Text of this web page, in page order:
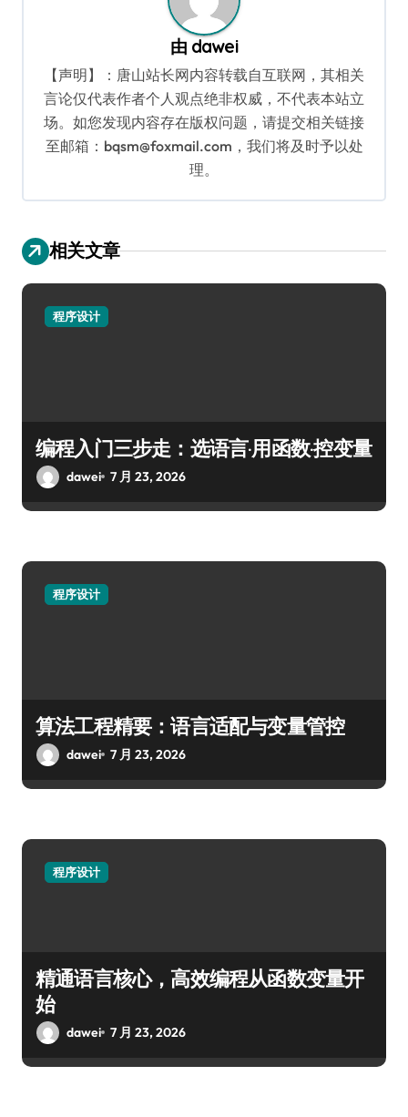
由 dawei
【声明】：唐山站长网内容转载自互联网，其相关
言论仅代表作者个人观点绝非权威，不代表本站立
场。如您发现内容存在版权问题，请提交相关链接
至邮箱：bqsm@foxmail.com，我们将及时予以处
理。
相关文章
程序设计
编程入门三步走：选语言·用函数·控变量
dawei 7 月 23, 2026
程序设计
算法工程精要：语言适配与变量管控
dawei 7 月 23, 2026
程序设计
精通语言核心，高效编程从函数变量开
始
dawei 7 月 23, 2026